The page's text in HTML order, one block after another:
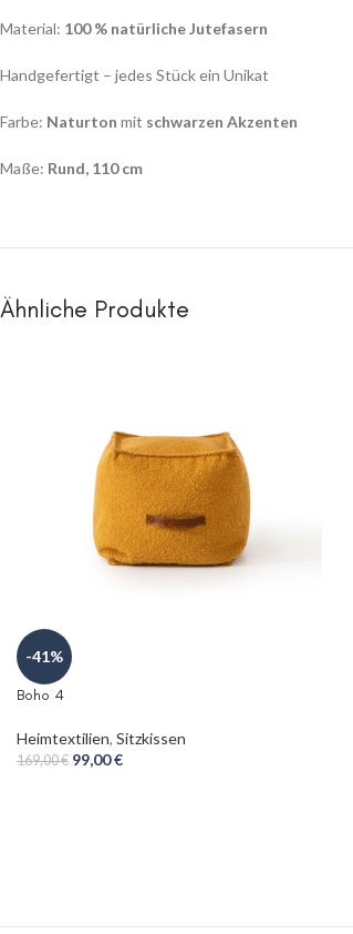
Material: 100 % natürliche Jutefasern
Handgefertigt – jedes Stück ein Unikat
Farbe: Naturton mit schwarzen Akzenten
Maße: Rund, 110 cm
Ähnliche Produkte
-41%
Boho 4
Heimtextilien, Sitzkissen
169,00€ 99,00€